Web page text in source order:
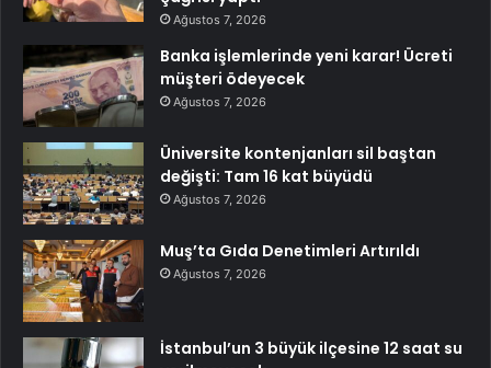
Ağustos 7, 2026
Banka işlemlerinde yeni karar! Ücreti
müşteri ödeyecek
Ağustos 7, 2026
Üniversite kontenjanları sil baştan
değişti: Tam 16 kat büyüdü
Ağustos 7, 2026
Muş’ta Gıda Denetimleri Artırıldı
Ağustos 7, 2026
İstanbul’un 3 büyük ilçesine 12 saat su